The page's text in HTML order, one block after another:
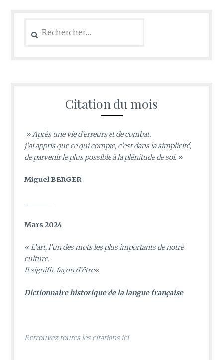
Citation du mois
» Après une vie d’erreurs et de combat,
j’ai appris que ce qui compte, c’est dans la simplicité,
de parvenir le plus possible à la plénitude de soi. »
Miguel BERGER
Mars 2024
«L’art, l’un des mots les plus importants de notre
culture.
Il signifie façon d’être«
Dictionnaire historique de la langue française
Retrouvez toutes les citations ici